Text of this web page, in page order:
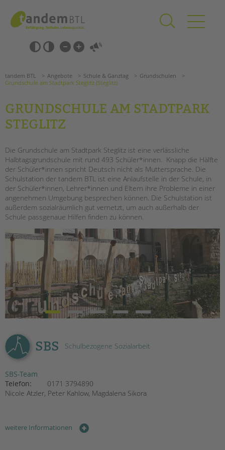
springen
Barrierefrei-
Einstellungen
überspringen
überspringen
KITA & FRÜHE HILFEN
SCHULE & GANZTAG
Grundschulen
Förderzentren
Kollegs
EFöB
Schulbezogene Sozialarbeit
Tagesgruppen
HILFEN ZUR ERZIEHUNG
EINGLIEDERUNGSHILFE
BETREUTES WOHNEN
TANDEM BTL AKADEMIE
Zertfikatskurse
Seminarkalender
STADTTEILARBEIT
PROFIL | LEITBILD
Bereiche im Überblick
Gesellschafter VdK
Suchen
tandem BTL Angebote Schule & Ganztag
Grundschulen
Grundschule am Stadtpark Steglitz (Steglitz)
GRUNDSCHULE AM STADTPARK
STEGLITZ
Die Grundschule am Stadtpark Steglitz ist eine verlässliche
Halbtagsgrundschule mit rund 493 Schüler*innen. Knapp die Hälfte
der Schüler*innen spricht Deutsch nicht als Muttersprache. Die
Schulstation der tandem BTL ist eine Anlaufstelle in der Schule, in
der Schüler*innen, Lehrer*innen und Eltern ihre Probleme in einer
angenehmen Umgebung besprechen können. Die Schulstation ist
außerdem sozialräumlich gut vernetzt, um auch außerhalb der
Schule passgenaue Hilfen finden zu können.
SBS Schulbezogene Sozialarbeit
SBS-Team
Telefon:
0171 3794890
Nicole Atzler, Peter Kahlow, Magdalena Sikora
weitere Informationen